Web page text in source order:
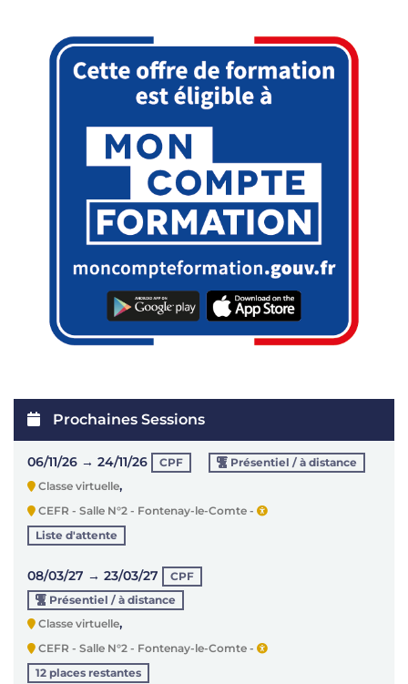
Prochaines Sessions
06/11/26 → 24/11/26 CPF
Présentiel / à distance
Classe virtuelle,
CEFR - Salle N°2 - Fontenay-le-Comte -
Liste d'attente
08/03/27 → 23/03/27
CPF
Présentiel / à distance
Classe virtuelle,
CEFR - Salle N°2 - Fontenay-le-Comte -
12 places restantes